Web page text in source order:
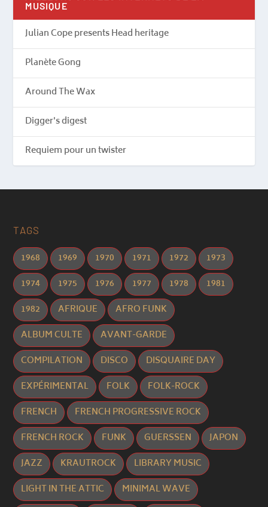
MUSIQUE
Julian Cope presents Head heritage
Planète Gong
Around The Wax
Digger's digest
Requiem pour un twister
TAGS
1968 1969 1970 1971 1972
1973
1974
1975 1976 1977 1978
1981
1982
AFRIQUE
AFRO FUNK
ALBUM CULTE
AVANT-GARDE
COMPILATION
DISCO
DISQUAIRE DAY
EXPÉRIMENTAL
FOLK
FOLK-ROCK
FRENCH
FRENCH PROGRESSIVE ROCK
FRENCH ROCK
FUNK GUERSSEN
JAPON
JAZZ
KRAUTROCK
LIBRARY MUSIC
LIGHT IN THE ATTIC
MINIMAL WAVE